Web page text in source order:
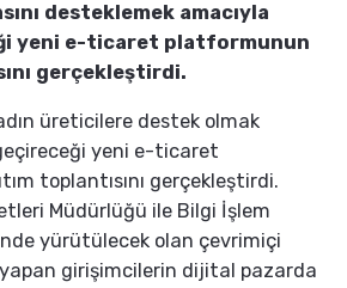
desteklemek amacıyla
yeni e-ticaret platformunun
gerçekleştirdi.
üreticilere destek olmak
yeni e-ticaret
toplantısını gerçekleştirdi.
Müdürlüğü ile Bilgi İşlem
yürütülecek olan çevrimiçi
girişimcilerin dijital pazarda